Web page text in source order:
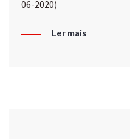
06-2020)
Ler mais